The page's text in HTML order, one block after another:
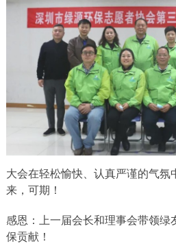
大会在轻松愉快、认真严谨的气氛
来，可期！
感恩：上一届会长和理事会带领绿
保贡献！